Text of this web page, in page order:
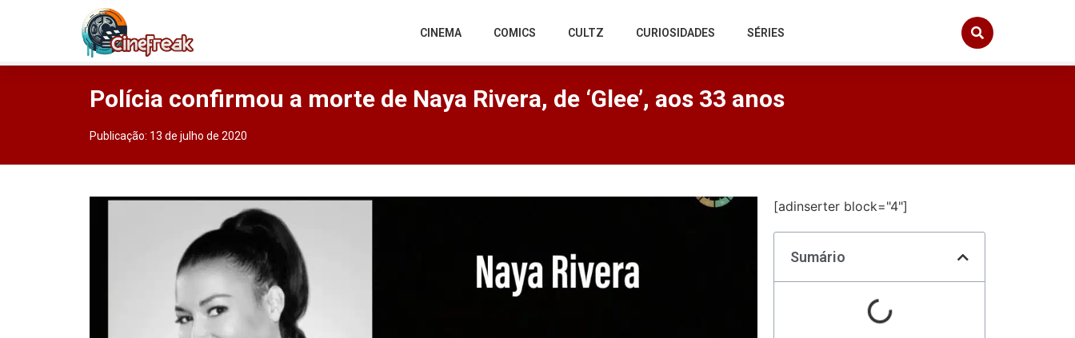
CINEMA COMICS CULTZ CURIOSIDADES SÉRIES
Polícia confirmou a morte de Naya Rivera, de ‘Glee’, aos 33 anos
Publicação: 13 de julho de 2020
[adinserter block="4"]
Sumário